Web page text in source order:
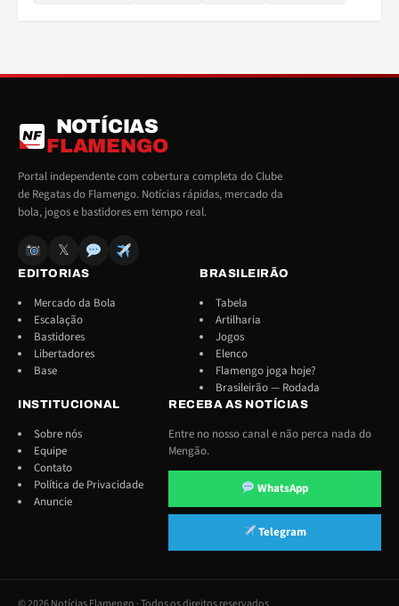
NF
NOTÍCIAS
FLAMENGO
Portal independente com cobertura completa do Clube
de Regatas do Flamengo. Notícias rápidas, mercado da
bola, jogos e bastidores em tempo real.
𝕏
EDITORIAS
Mercado da Bola
Escalação
Bastidores
Libertadores
Base
BRASILEIRÃO
Tabela
Artilharia
Jogos
Elenco
Flamengo joga hoje?
Brasileirão — Rodada
INSTITUCIONAL
Sobre nós
Equipe
Contato
Política de Privacidade
Anuncie
RECEBA AS NOTÍCIAS
Entre no nosso canal e não perca nada do
Mengão.
WhatsApp
Telegram